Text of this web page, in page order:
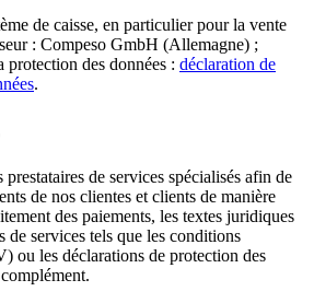
de caisse, en particulier pour la vente
: Compeso GmbH (Allemagne) ;
protection des données : déclaration de
.
de services spécialisés afin de
de nos clientes et clients de manière
des paiements, les textes juridiques
de services tels que les conditions
ou les déclarations de protection des